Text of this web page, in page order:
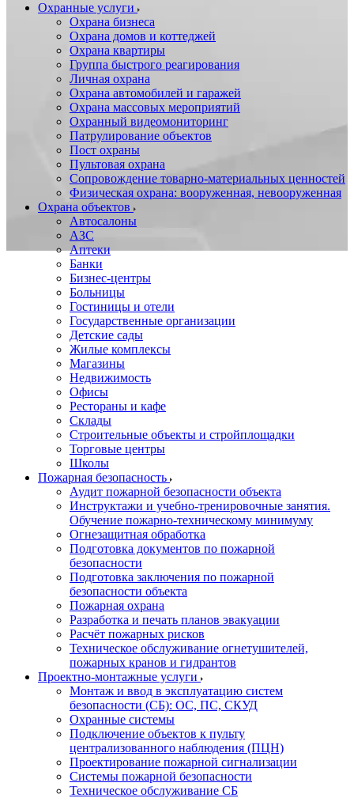
Охранные услуги
Охрана бизнеса
Охрана домов и коттеджей
Охрана квартиры
Группа быстрого реагирования
Личная охрана
Охрана автомобилей и гаражей
Охрана массовых мероприятий
Охранный видеомониторинг
Патрулирование объектов
Пост охраны
Пультовая охрана
Сопровождение товарно-материальных ценностей
Физическая охрана: вооруженная, невооруженная
Охрана объектов
Автосалоны
АЗС
Аптеки
Банки
Бизнес-центры
Больницы
Гостиницы и отели
Государственные организации
Детские сады
Жилые комплексы
Магазины
Недвижимость
Офисы
Рестораны и кафе
Склады
Строительные объекты и стройплощадки
Торговые центры
Школы
Пожарная безопасность
Аудит пожарной безопасности объекта
Инструктажи и учебно-тренировочные занятия.
Обучение пожарно-техническому минимуму
Огнезащитная обработка
Подготовка документов по пожарной
безопасности
Подготовка заключения по пожарной
безопасности объекта
Пожарная охрана
Разработка и печать планов эвакуации
Расчёт пожарных рисков
Техническое обслуживание огнетушителей,
пожарных кранов и гидрантов
Проектно-монтажные услуги
Монтаж и ввод в эксплуатацию систем
безопасности (СБ): ОС, ПС, СКУД
Охранные системы
Подключение объектов к пульту
централизованного наблюдения (ПЦН)
Проектирование пожарной сигнализации
Системы пожарной безопасности
Техническое обслуживание СБ